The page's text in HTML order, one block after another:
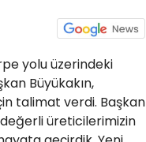
yolu üzerindeki
Büyükakın,
talimat verdi. Başkan
üreticilerimizin